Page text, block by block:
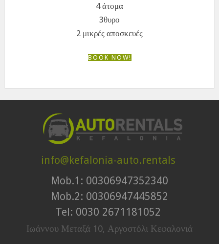
4 άτομα
3θυρο
2 μικρές αποσκευές
BOOK NOW!
info@kefalonia-auto.rentals
Mob.1: 00306947352340
Mob.2: 00306947445852
Tel: 0030 2671181052
Ιωάννου Μεταξά 10, Αργοστόλι Κεφαλονιά